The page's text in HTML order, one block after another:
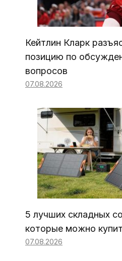
Кейтлин Кларк
позицию по
вопросов
07.08.2026
5 лучших складных
которые можно
07.08.2026